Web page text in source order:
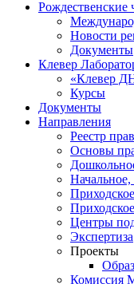
Рождественские
Новости
Документы
Клевер
«Клевер
Курсы
Документы
Направления
Реестр
Основы
Начальное,
Центры
Экспертиза
Проекты
Комиссия